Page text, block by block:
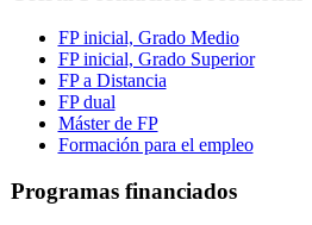
FP inicial, Grado Medio
FP inicial, Grado Superior
FP a Distancia
FP dual
Máster de FP
Formación para el empleo
Programas financiados